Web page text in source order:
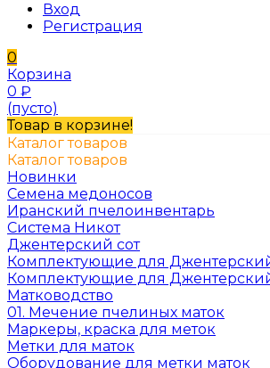
Вход
Регистрация
0
Корзина
0 ₽
(пусто)
Товар в корзине!
Каталог товаров
Каталог товаров
Новинки
Семена медоносов
Иранский пчелоинвентарь
Система Никот
Джентерский сот
Комплектующие для
Комплектующие для Джентерский
Матководство
01. Мечение пчелиных маток
Маркеры, краска для меток
Метки для маток
Оборудование для метки маток